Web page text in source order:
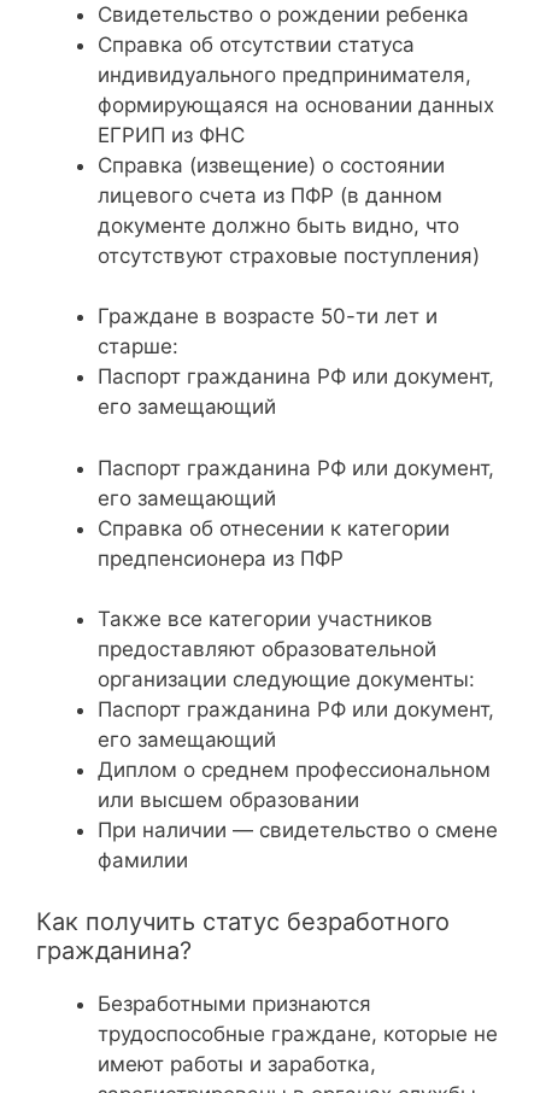
Свидетельство о рождении ребенка
Справка об отсутствии статуса
индивидуального предпринимателя,
формирующаяся на основании данных
ЕГРИП из ФНС
Справка (извещение) о состоянии
лицевого счета из ПФР (в данном
документе должно быть видно, что
отсутствуют страховые поступления)
Граждане в возрасте 50-ти лет и
старше:
Паспорт гражданина РФ или документ,
его замещающий
Паспорт гражданина РФ или документ,
его замещающий
Справка об отнесении к категории
предпенсионера из ПФР
Также все категории участников
предоставляют образовательной
организации следующие документы:
Паспорт гражданина РФ или документ,
его замещающий
Диплом о среднем профессиональном
или высшем образовании
При наличии — свидетельство о смене
фамилии
Как получить статус безработного
гражданина?
Безработными признаются
трудоспособные граждане, которые не
имеют работы и заработка,